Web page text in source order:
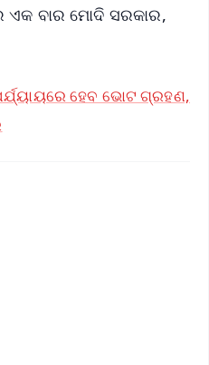
ଏକ ବାର ମୋଦି ସରକାର,
ହେବ ଭୋଟ ଗ୍ରହଣ,